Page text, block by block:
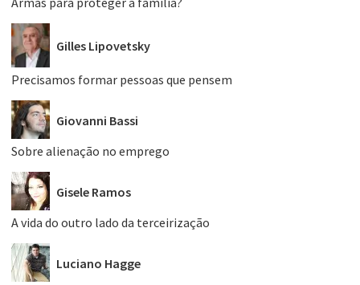
Gilles Lipovetsky
Precisamos formar pessoas que pensem
Giovanni Bassi
Sobre alienação no emprego
Gisele Ramos
A vida do outro lado da terceirização
Luciano Hagge